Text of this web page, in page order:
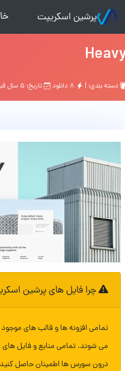
پرشین اسکریپت
دسته بندی: | تاریخ: ۵ سال قبل
چرا فایل های پرشین
تمامی افزونه ها و قالب های
می شوند. تمامی منابع و فایل
درون سورس ها اطمینان حاصل کنید